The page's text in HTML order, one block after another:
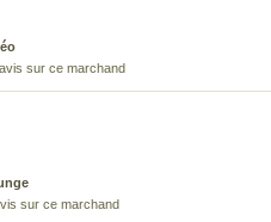
sur ce marchand
sur ce marchand